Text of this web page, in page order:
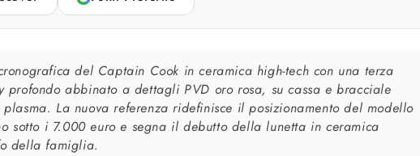
del Captain Cook in ceramica high-tech con una terza
abbinato a dettagli PVD oro rosa, su cassa e bracciale
La nuova referenza ridefinisce il posizionamento del modello
sotto i 7.000 euro e segna il debutto della lunetta in ceramica
della famiglia.